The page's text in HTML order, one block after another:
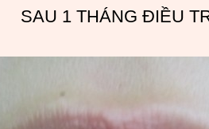
SAU 1 THÁNG ĐIỀU